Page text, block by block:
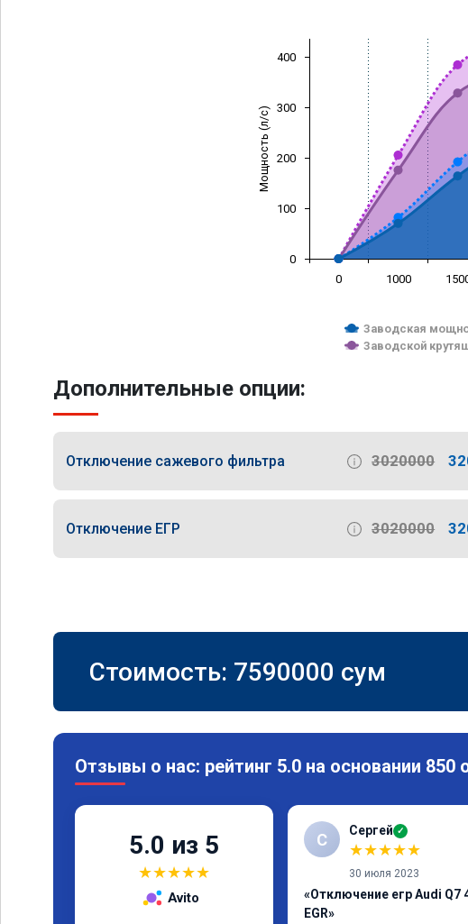
Мощность (л/с)
Заводская
Заводской
0 1000
0
100
200
300
400
Дополнительные опции:
Отключение сажевого фильтра 3020000
Отключение ЕГР 3020000
Стоимость: 7590000 сум
Отзывы о нас: рейтинг 5.0 на основании 850
5.0 из 5
★★★★★
Avito
С Сергей ✓
★★★★★
30 июля 2023
«Отключение егр Audi Q7
EGR»